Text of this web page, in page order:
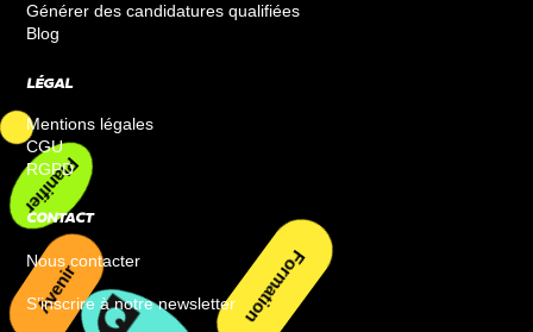
Générer des candidatures qualifiées
Blog
LÉGAL
Mentions légales
CGU
RGPD
CONTACT
Nous contacter
S’inscrire à notre newsletter
Planifier
Avenir